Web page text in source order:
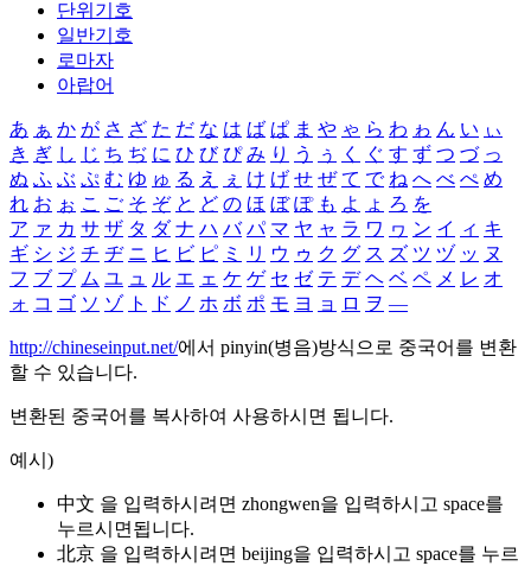
단위기호
일반기호
로마자
아랍어
あ ぁ か が さ ざ た だ な は ば ぱ ま や ゃ ら わ ゎ ん い ぃ
き ぎ し じ ち ぢ に ひ び ぴ み り う ぅ く ぐ す ず つ づ っ
ぬ ふ ぶ ぷ む ゆ ゅ る え ぇ け げ せ ぜ て で ね へ べ ぺ め
れ お ぉ こ ご そ ぞ と ど の ほ ぼ ぽ も よ ょ ろ を
ア ァ カ サ ザ タ ダ ナ ハ バ パ マ ヤ ャ ラ ワ ヮ ン イ ィ キ
ギ シ ジ チ ヂ ニ ヒ ビ ピ ミ リ ウ ゥ ク グ ス ズ ツ ヅ ッ ヌ
フ ブ プ ム ユ ュ ル エ ェ ケ ゲ セ ゼ テ デ ヘ ベ ペ メ レ オ
ォ コ ゴ ソ ゾ ト ド ノ ホ ボ ポ モ ヨ ョ ロ ヲ ―
http://chineseinput.net/에서 pinyin(병음)방식으로 중국어를 변환
할 수 있습니다.
변환된 중국어를 복사하여 사용하시면 됩니다.
예시)
中文 을 입력하시려면 zhongwen을 입력하시고 space를
누르시면됩니다.
北京 을 입력하시려면 beijing을 입력하시고 space를 누르